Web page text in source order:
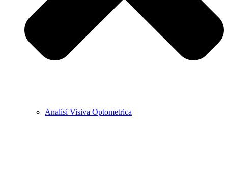
Analisi Visiva Optometrica